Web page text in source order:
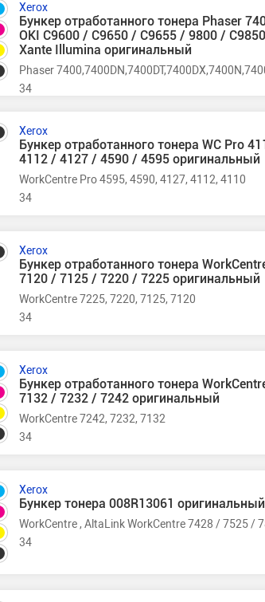
Xerox
Бункер отработанного тонера Phaser
OKI C9600 / C9650 / C9655 / 9800 /
Xante Illumina оригинальный
Phaser
34
Xerox
Бункер отработанного тонера WC Pro
4112 / 4127 / 4590 / 4595 оригинальный
WorkCentre Pro 4595, 4590, 4127, 4112, 4110
34
Xerox
Бункер отработанного тонера
7120 / 7125 / 7220 / 7225 оригинальный
WorkCentre 7225, 7220, 7125, 7120
34
Xerox
Бункер отработанного тонера
7132 / 7232 / 7242 оригинальный
WorkCentre 7242, 7232, 7132
34
Xerox
Бункер тонера 008R13061 оригинальный
WorkCentre , AltaLink WorkCentre 7428 / 7525
34